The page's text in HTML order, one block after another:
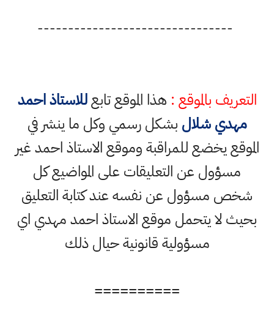
--------------------------------
التعريف بالموقع : هذا الموقع تابعللاستاذ احمد
مهدي شلال بشكل رسمي وكل ما ينشر في
الموقع يخضع للمراقبة وموقع الاستاذ احمد غير
مسؤول عن التعليقات على المواضيع كل
شخص مسؤول عن نفسه عند كتابة التعليق
بحيث لا يتحمل موقع الاستاذ احمد مهدي اي
مسؤولية قانونية حيال ذلك
==========